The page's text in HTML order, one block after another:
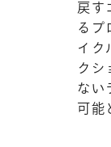
戻す
るプ
イク
クシ
ない
可能